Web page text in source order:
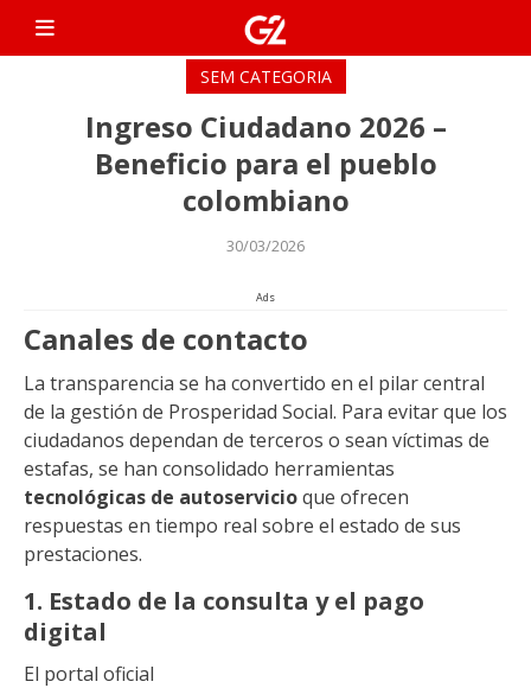
G2 Dicas
exclusivo de WhatsApp y
recibe toda la información
más reciente sobre los
bonos y programas 820
disponibles en Perú hasta
2025. Después de unirte,
serás redirigido al mismo
SEM CATEGORIA
Ingreso Ciudadano 2026 –
Beneficio para el pueblo
colombiano
30/03/2026
Ads
Canales de contacto
La transparencia se ha convertido en el pilar central
de la gestión de Prosperidad Social. Para evitar que los
ciudadanos dependan de terceros o sean víctimas de
estafas, se han consolidado herramientas
tecnológicas de autoservicioque ofrecen
respuestas en tiempo real sobre el estado de sus
prestaciones.
1. Estado de la consulta y el pago
digital
El portal oficial